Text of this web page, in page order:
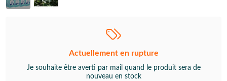
Actuellement en rupture
Je souhaite être averti par mail quand le produit sera de
nouveau en stock